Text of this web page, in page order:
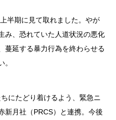
半期に見て取れました。やが
み、恐れていた人道状況の悪化
蔓延する暴力行為を終わらせる
。
にたどり着けるよう、緊急ニ
新月社（PRCS）と連携。今後